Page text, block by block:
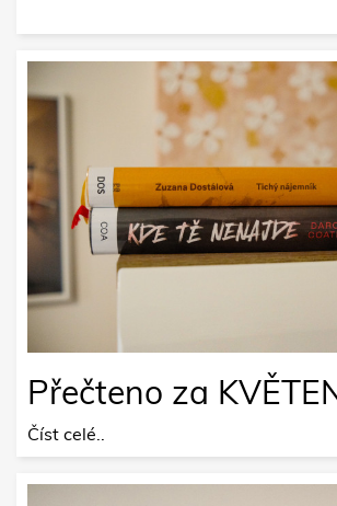
Přečteno za
Číst celé..